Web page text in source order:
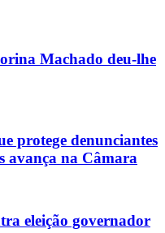
Machado deu-lhe
protege denunciantes
avança na Câmara
eleição governador